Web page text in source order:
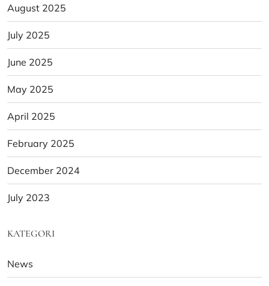
August 2025
July 2025
June 2025
May 2025
April 2025
February 2025
December 2024
July 2023
KATEGORI
News